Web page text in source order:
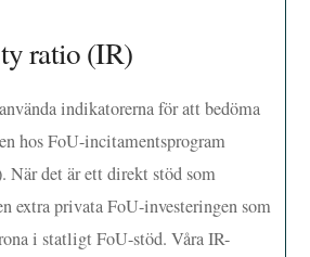
ratio (IR)
indikatorerna för att bedöma
hos FoU-incitamentsprogram
När det är ett direkt stöd som
extra privata FoU-investeringen som
i statligt FoU-stöd. Våra IR-